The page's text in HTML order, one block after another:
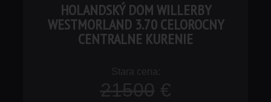
HOLANDSKÝ DOM WILLERBY
WESTMORLAND 3.70 CELOROCNY
CENTRALNE KURENIE
21500 €